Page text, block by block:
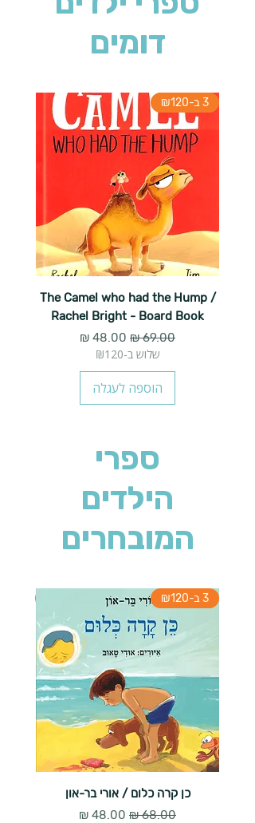
דומים
3 ב-₪120
The Camel who had the Hump /
Rachel Bright - Board Book
מחיר רגיל מחיר מבצע
שלוש ב-₪120
הוספה לעגלה
ספרי
הילדים
המובחרים
3 ב-₪120
כן קרה כלום / אורי בר-און
מחיר רגיל מחיר מבצע